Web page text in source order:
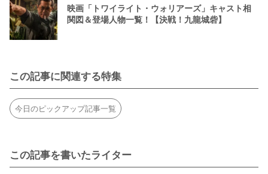
映画「トワイライト・ウォリアーズ」キャスト相
関図＆登場人物一覧！【決戦！九龍城砦】
この記事に関連する特集
今日のピックアップ記事一覧
この記事を書いたライター